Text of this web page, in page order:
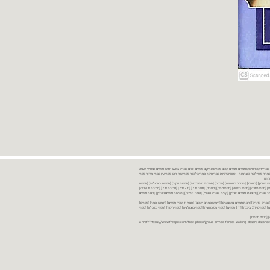
ספרים יד שניה ספרים משומשים ספרים חדשים ספרים יד 2 מכירת ספרים יד שניה ספרי יד שניהחיפוש ספרים ספרים ישנים ספרים עתיקים ספרים זולים ספרים במצב חדש ספרים במחירי רצפה
במבצע ספרים יד 2 ברמת גן ספרים יד 2 ביבנה יד 2 ספרים ספרי פסיכולוגיה ספריה סוציולוגיה ביוגרפיות ו אוטוביוגרפיות ספרי חינוך ספרי כלכלה ספרי שוק ההון ספרי עיון ספרי פרוזה ספרי
ביטחון] [רומנים] [רומנים רומנטיים] [פרוזה] [ספרות מתורגמת] [ספרות מקור] [ספרים באנגלית] [ספרים
חדשים מהחנות] [ספרים מומלצים] [ספרי בישול] [ספרי עידן חדש] [ספרי עסקים] [ספרי מורשת] [מחזות] [ספרי שירה] [ספרי בריאות] [ספרי תזונה] [ספרי רפואה] [ספרי מתח] [ספרים] [ספרי יד 2[ [יד 2 יד 2[ [מכירת יד 2[ [מכירת יד שנייה]
יד 2[ [ספר] [ספרים יד 2[ [הזמנת ספרים] [יד 2 ספרים] [ספרים בזול] [אתר ספרים] [הזמנת ספרים אונליין] [קניית ספרים אונליין] [ספרי קריאה] [רכישת ספרים אונליין] [חנות ספרים
נדירים] [חנות ספרים משומשים] [חיפוש ספרים ישנים] [חנות יד שניה ספרים] [חיפוש ספר] [ספרים]
[חנות ספרים זולים] [ספרים חדשים] [ספרים במחירי רצפה] [ספרים במשלוח חינם] [ספרים במשלוח עד הבית] [ספרים יד 2 ברמת גן] [ספרים יד 2 ביבנה] [יד 2 ספרים] [ספרי פסיכולוגיה] [ספרי סוציולוגיה] [ספרי חינוך] [ספרי כלכלה] [ספרי
[קניית ספרים]
<a href="https://www.freepik.com/free-photo/group-armed-forces-walking-desert-